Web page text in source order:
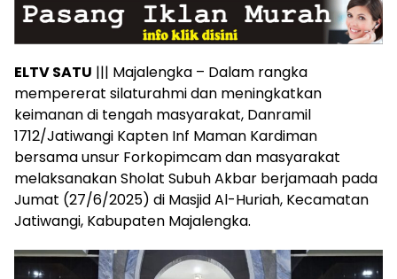
ELTV SATU ||| Majalengka – Dalam rangka
mempererat silaturahmi dan meningkatkan
keimanan di tengah masyarakat, Danramil
1712/Jatiwangi Kapten Inf Maman Kardiman
bersama unsur Forkopimcam dan masyarakat
melaksanakan Sholat Subuh Akbar berjamaah pada
Jumat (27/6/2025) di Masjid Al-Huriah, Kecamatan
Jatiwangi, Kabupaten Majalengka.